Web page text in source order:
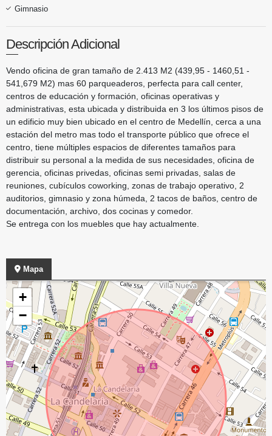
Gimnasio
Descripción Adicional
Vendo oficina de gran tamaño de 2.413 M2 (439,95 - 1460,51 -
541,679 M2) mas 60 parqueaderos, perfecta para call center,
centros de educación y formación, oficinas operativas y
administrativas, esta ubicada y distribuida en 3 los últimos pisos de
un edificio muy bien ubicado en el centro de Medellín, cerca a una
estación del metro mas todo el transporte público que ofrece el
centro, tiene múltiples espacios de diferentes tamaños para
distribuir su personal a la medida de sus necesidades, oficina de
gerencia, oficinas privedas, oficinas semi privadas, salas de
reuniones, cubículos coworking, zonas de trabajo operativo, 2
auditorios, gimnasio y zona húmeda, 2 tacos de baños, centro de
documentación, archivo, dos cocinas y comedor.
Se entrega con los muebles que hay actualmente.
Mapa
+
−